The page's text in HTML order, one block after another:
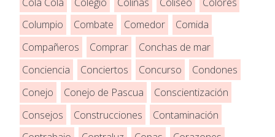
Columpio
Combate Comedor
Comida
Compañeros
Comprar
Conchas de mar
Conciencia
Conciertos Concurso
Condones
Conejo
Conejo de Pascua
Conscientización
Consejos
Construcciones
Contaminación